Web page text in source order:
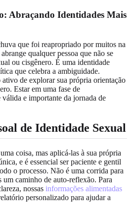
Abraçando Identidades Mais
que foi reapropriado por muitos na
qualquer pessoa que não se
ou cisgênero. É uma identidade
que celebra a ambiguidade.
ativo de explorar sua própria orientação
Estar em uma fase de
e importante da jornada de
de Identidade Sexual
coisa, mas aplicá-las à sua própria
e é essencial ser paciente e gentil
o processo. Não é uma corrida para
um caminho de auto-reflexão. Para
nossas informações alimentadas
personalizado para ajudar a